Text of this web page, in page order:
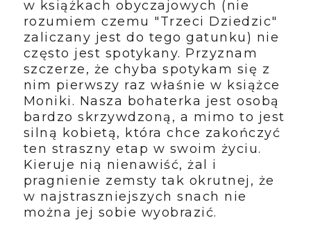
w książkach obyczajowych (nie
rozumiem czemu "Trzeci Dziedzic"
zaliczany jest do tego gatunku) nie
często jest spotykany. Przyznam
szczerze, że chyba spotykam się z
nim pierwszy raz właśnie w książce
Moniki. Nasza bohaterka jest osobą
bardzo skrzywdzoną, a mimo to jest
silną kobietą, która chce zakończyć
ten straszny etap w swoim życiu.
Kieruje nią nienawiść, żal i
pragnienie zemsty tak okrutnej, że
w najstraszniejszych snach nie
można jej sobie wyobrazić.